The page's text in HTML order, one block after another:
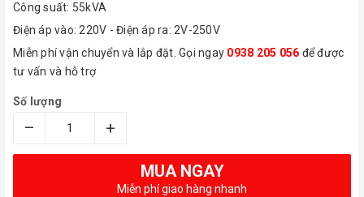
Công suất: 55kVA
Điện áp vào: 220V - Điện áp ra: 2V-250V
Miễn phí vận chuyển và lắp đặt. Gọi ngay 0938 205 056 để được
tư vấn và hỗ trợ
Số lượng
– +
MUA NGAY
Miễn phí giao hàng nhanh